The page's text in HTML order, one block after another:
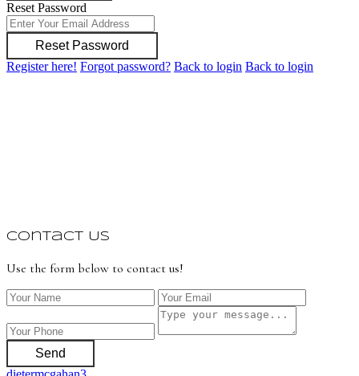
Reset Password
Reset Password
Register here! Forgot password? Back to login Back to login
Contact Us
Use the form below to contact us!
Send